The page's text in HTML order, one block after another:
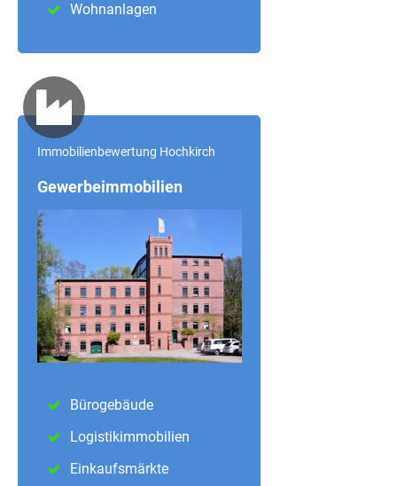
Wohnanlagen
Immobilienbewertung Hochkirch
Gewerbeimmobilien
Bürogebäude
Logistikimmobilien
Einkaufsmärkte